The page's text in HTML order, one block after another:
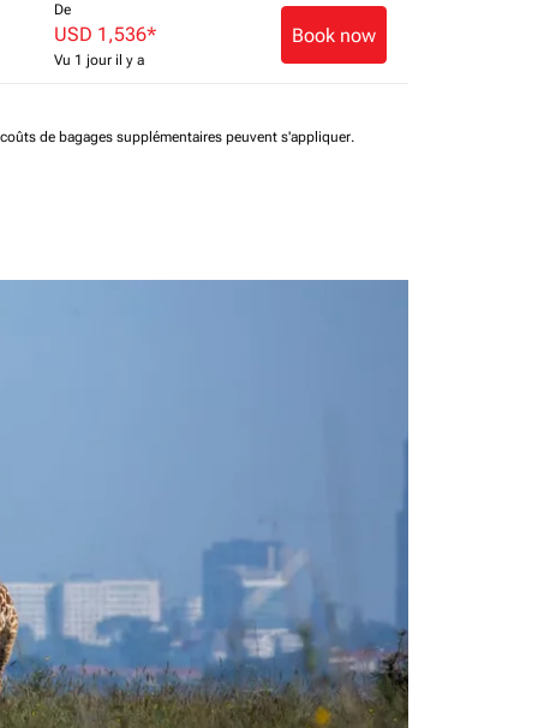
De
USD 1,536*
Vu 1 jour il y a
Book now
de bagages supplémentaires peuvent s'appliquer.